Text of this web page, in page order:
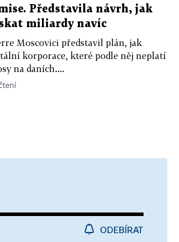
Představila návrh, jak
miliardy navíc
Moscovici představil plán, jak
korporace, které podle něj neplatí
na daních....
ODEBÍRAT